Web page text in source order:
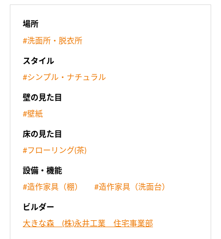
場所
#洗面所・脱衣所
スタイル
#シンプル・ナチュラル
壁の見た目
#壁紙
床の見た目
#フローリング(茶)
設備・機能
#造作家具（棚） #造作家具（洗面台）
ビルダー
大きな森 (株)永井工業 住宅事業部